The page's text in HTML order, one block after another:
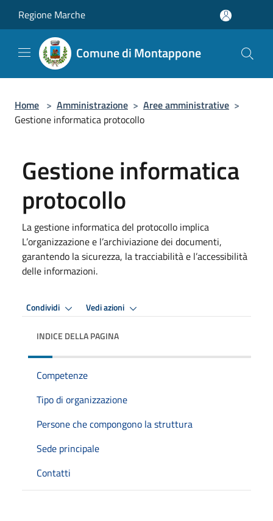
Regione Marche
Comune di Montappone
Home > Amministrazione > Aree amministrative >
Gestione informatica protocollo
Gestione informatica
protocollo
La gestione informatica del protocollo implica
L’organizzazione e l’archiviazione dei documenti,
garantendo la sicurezza, la tracciabilità e l’accessibilità
delle informazioni.
Condividi Vedi azioni
INDICE DELLA PAGINA
Competenze
Tipo di organizzazione
Persone che compongono la struttura
Sede principale
Contatti